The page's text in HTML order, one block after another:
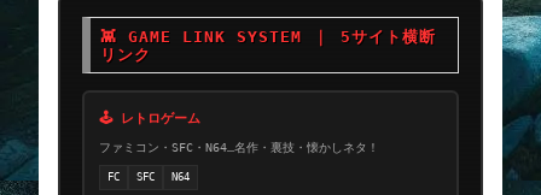
👾 GAME LINK SYSTEM ｜ 5サイト横断
リンク
🕹 レトロゲーム
ファミコン・SFC・N64…名作・裏技・懐かしネタ！
FC SFC N64